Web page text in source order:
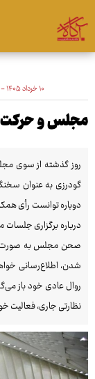
۱۰ خرداد ۱۴۰۵ - ۱۱:۲۳
مجلس و حرکت
روز گذشته از سوی
گودرزی به عنوان
دوباره توانست رأی
درباره برگزاری
صحن مجلس به صورت
شدن، اطلاع‌رسانی
روال عادی خود باز
نظارتی جاری، فعالیت